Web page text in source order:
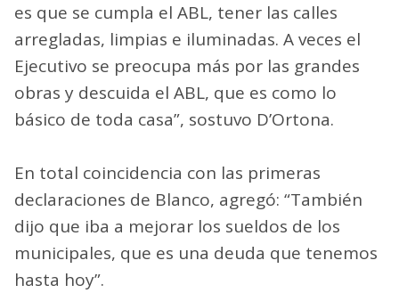
es que se cumpla el ABL, tener las calles
arregladas, limpias e iluminadas. A veces el
Ejecutivo se preocupa más por las grandes
obras y descuida el ABL, que es como lo
básico de toda casa”, sostuvo D’Ortona.
En total coincidencia con las primeras
declaraciones de Blanco, agregó: “También
dijo que iba a mejorar los sueldos de los
municipales, que es una deuda que tenemos
hasta hoy”.